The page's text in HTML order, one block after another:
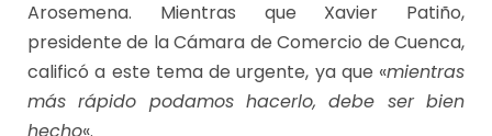
Arosemena. Mientras que Xavier Patiño,
presidente de la Cámara de Comercio de Cuenca,
calificó a este tema de urgente, ya que «mientras
más rápido podamos hacerlo, debe ser bien